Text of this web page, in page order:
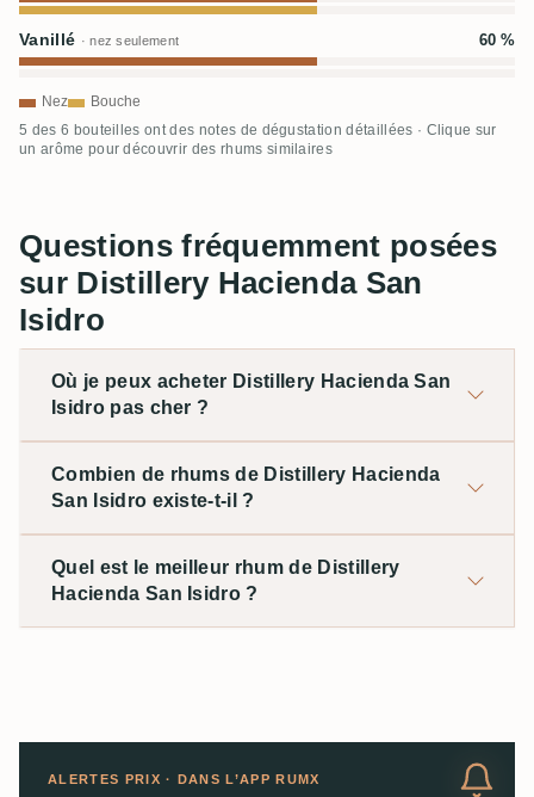
Vanillé · nez seulement 60 %
Nez Bouche
5 des 6 bouteilles ont des notes de dégustation détaillées · Clique sur
un arôme pour découvrir des rhums similaires
Questions fréquemment posées
sur Distillery Hacienda San
Isidro
Où je peux acheter Distillery Hacienda San
Isidro pas cher ?
Combien de rhums de Distillery Hacienda
San Isidro existe-t-il ?
Quel est le meilleur rhum de Distillery
Hacienda San Isidro ?
ALERTES PRIX · DANS L’APP RUMX